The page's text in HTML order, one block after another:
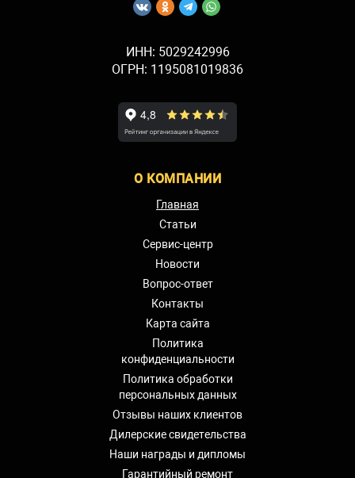
ИНН: 5029242996
ОГРН: 1195081019836
О КОМПАНИИ
Главная
Статьи
Сервис-центр
Новости
Вопрос-ответ
Контакты
Карта сайта
Политика
конфиденциальности
Политика обработки
персональных данных
Отзывы наших клиентов
Дилерские свидетельства
Наши награды и дипломы
Гарантийный ремонт